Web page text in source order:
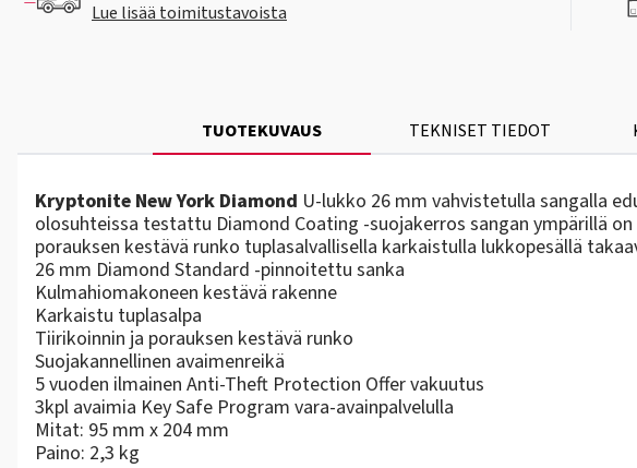
Lue lisää toimitustavoista
TUOTEKUVAUS TEKNISET TIEDOT
Kryptonite New York Diamond U-lukko 26 mm vahvistetulla sangalla
olosuhteissa testattu Diamond Coating -suojakerros sangan ympärillä
porauksen kestävä runko tuplasalvallisella karkaistulla lukkopesällä
26 mm Diamond Standard -pinnoitettu sanka
Kulmahiomakoneen kestävä rakenne
Karkaistu tuplasalpa
Tiirikoinnin ja porauksen kestävä runko
Suojakannellinen avaimenreikä
5 vuoden ilmainen Anti-Theft Protection Offervakuutus
3kpl avaimia Key Safe Program vara-avainpalvelulla
Mitat: 95 mm x 204 mm
Paino: 2,3 kg